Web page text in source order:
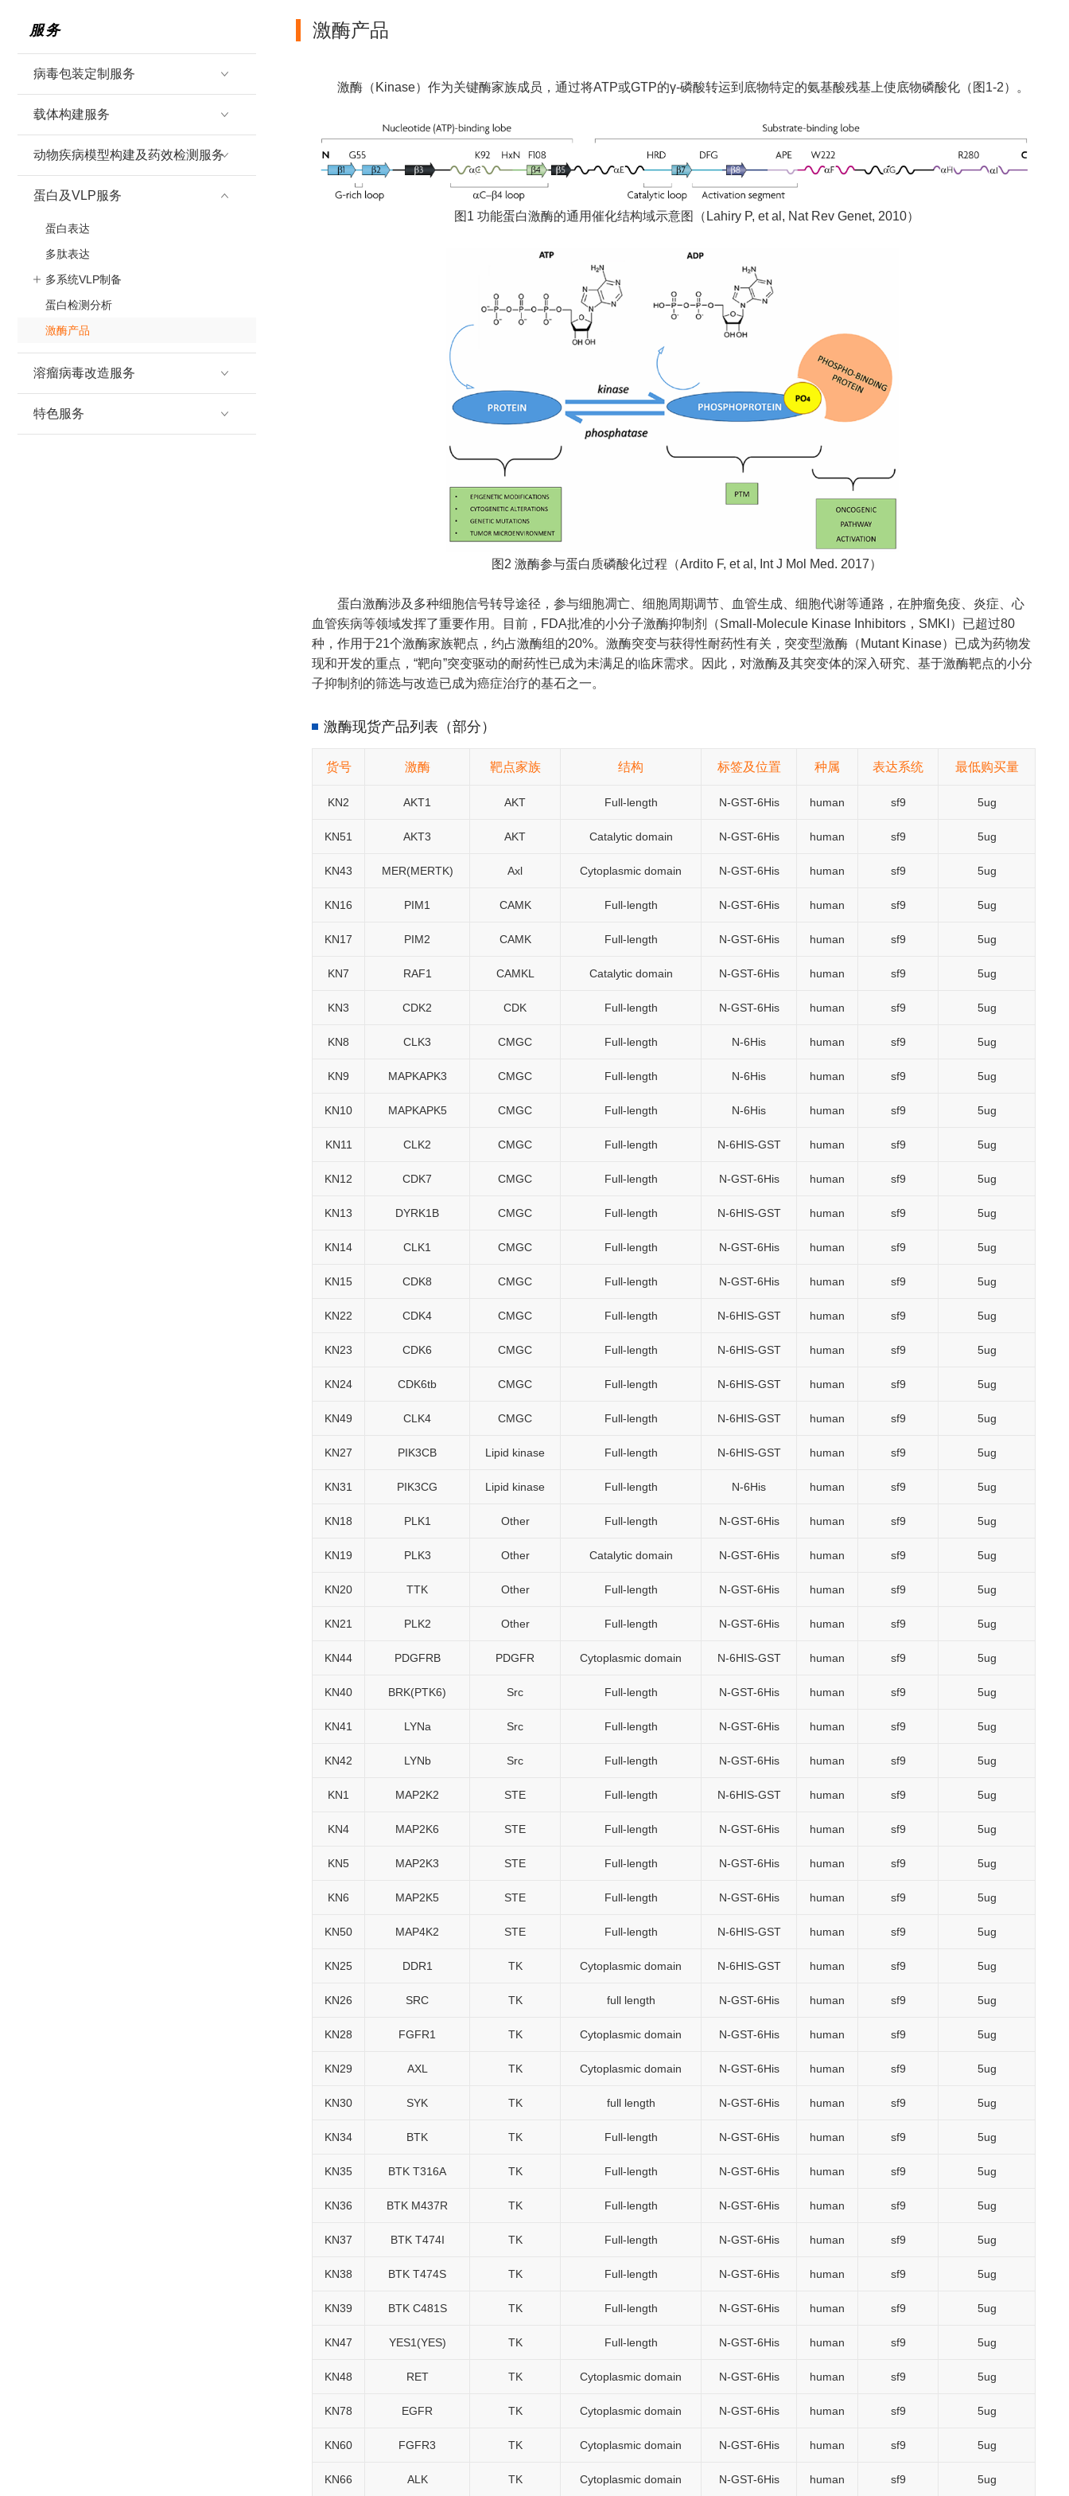
服务
病毒包装定制服务
载体构建服务
动物疾病模型构建及药效检测服务
蛋白及VLP服务
蛋白表达
多肽表达
多系统VLP制备
蛋白检测分析
激酶产品
溶瘤病毒改造服务
特色服务
激酶产品
激酶 （ Kinase） 作为关键酶家族成员， 通过将ATP或GTP的γ-磷酸转运到底物特定的氨基酸残基上使底物磷酸化（图 1-2）。
图 1 功能蛋白激酶的通用催化结构域示意图 （ Lahiry P, et al, Nat Rev Genet, 2010）
图 2 激酶参与蛋白质磷酸化过程（Ardito F, et al, Int J Mol Med. 2017）
蛋白激酶涉及多种细胞信号转导途径，参与细胞凋亡、细胞周期调节、血管生成、细胞代谢等通路，在肿瘤免疫、炎症、心
血管疾病等领域发挥了重要作用。目前，FDA批准的小分子激酶抑制剂
（Small-Molecule Kinase Inhibitors ， SMKI ） 已超过80
种 ，作用于21个激酶家族靶点，约占激酶组的20%。 激酶突变与获得性耐药性有关，突变型激酶（ Mutant Kinase）已成为药物发
现和开发的重点，“靶向”突变驱动的耐药性已成为未满足的临床需求。因此，对激酶及其突变体的深入研究、基于激酶靶点的小分
子抑制剂的筛选与改造已成为癌症治疗的基石之一。
激酶现货产品列表（部分）
货号 激酶 靶点家族 结构 标签及位置 种属 表达系统 最低购买量
KN2 AKT1 AKT Full-length N-GST-6His human sf9 5ug
KN51 AKT3 AKT Catalytic domain N-GST-6His human sf9 5ug
KN43 MER(MERTK) Axl Cytoplasmic domain N-GST-6His human sf9 5ug
KN16 PIM1 CAMK Full-length N-GST-6His human sf9 5ug
KN17 PIM2 CAMK Full-length N-GST-6His human sf9 5ug
KN7 RAF1 CAMKL Catalytic domain N-GST-6His human sf9 5ug
KN3 CDK2 CDK Full-length N-GST-6His human sf9 5ug
KN8 CLK3 CMGC Full-length N-6His human sf9 5ug
KN9 MAPKAPK3 CMGC Full-length N-6His human sf9 5ug
KN10 MAPKAPK5 CMGC Full-length N-6His human sf9 5ug
KN11 CLK2 CMGC Full-length N-6HIS-GST human sf9 5ug
KN12 CDK7 CMGC Full-length N-GST-6His human sf9 5ug
KN13 DYRK1B CMGC Full-length N-6HIS-GST human sf9 5ug
KN14 CLK1 CMGC Full-length N-GST-6His human sf9 5ug
KN15 CDK8 CMGC Full-length N-GST-6His human sf9 5ug
KN22 CDK4 CMGC Full-length N-6HIS-GST human sf9 5ug
KN23 CDK6 CMGC Full-length N-6HIS-GST human sf9 5ug
KN24 CDK6tb CMGC Full-length N-6HIS-GST human sf9 5ug
KN49 CLK4 CMGC Full-length N-6HIS-GST human sf9 5ug
KN27 PIK3CB Lipid kinase Full-length N-6HIS-GST human sf9 5ug
KN31 PIK3CG Lipid kinase Full-length N-6His human sf9 5ug
KN18 PLK1 Other Full-length N-GST-6His human sf9 5ug
KN19 PLK3 Other Catalytic domain N-GST-6His human sf9 5ug
KN20 TTK Other Full-length N-GST-6His human sf9 5ug
KN21 PLK2 Other Full-length N-GST-6His human sf9 5ug
KN44 PDGFRB PDGFR Cytoplasmic domain N-6HIS-GST human sf9 5ug
KN40 BRK(PTK6) Src Full-length N-GST-6His human sf9 5ug
KN41 LYNa Src Full-length N-GST-6His human sf9 5ug
KN42 LYNb Src Full-length N-GST-6His human sf9 5ug
KN1 MAP2K2 STE Full-length N-6HIS-GST human sf9 5ug
KN4 MAP2K6 STE Full-length N-GST-6His human sf9 5ug
KN5 MAP2K3 STE Full-length N-GST-6His human sf9 5ug
KN6 MAP2K5 STE Full-length N-GST-6His human sf9 5ug
KN50 MAP4K2 STE Full-length N-6HIS-GST human sf9 5ug
KN25 DDR1 TK Cytoplasmic domain N-6HIS-GST human sf9 5ug
KN26 SRC TK full length N-GST-6His human sf9 5ug
KN28 FGFR1 TK Cytoplasmic domain N-GST-6His human sf9 5ug
KN29 AXL TK Cytoplasmic domain N-GST-6His human sf9 5ug
KN30 SYK TK full length N-GST-6His human sf9 5ug
KN34 BTK TK Full-length N-GST-6His human sf9 5ug
KN35 BTK T316A TK Full-length N-GST-6His human sf9 5ug
KN36 BTK M437R TK Full-length N-GST-6His human sf9 5ug
KN37 BTK T474I TK Full-length N-GST-6His human sf9 5ug
KN38 BTK T474S TK Full-length N-GST-6His human sf9 5ug
KN39 BTK C481S TK Full-length N-GST-6His human sf9 5ug
KN47 YES1(YES) TK Full-length N-GST-6His human sf9 5ug
KN48 RET TK Cytoplasmic domain N-GST-6His human sf9 5ug
KN78 EGFR TK Cytoplasmic domain N-GST-6His human sf9 5ug
KN60 FGFR3 TK Cytoplasmic domain N-GST-6His human sf9 5ug
KN66 ALK TK Cytoplasmic domain N-GST-6His human sf9 5ug